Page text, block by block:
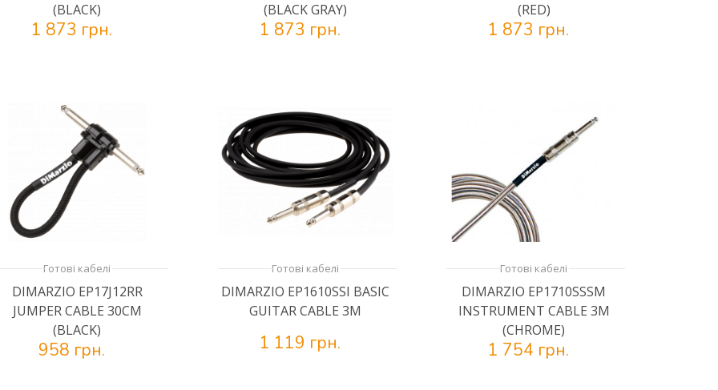
(BLACK)
1 873 грн.
(BLACK GRAY)
1 873 грн.
(RED)
1 873 грн.
Готові кабелі
DIMARZIO EP17J12RR
JUMPER CABLE 30CM
(BLACK)
958 грн.
Готові кабелі
DIMARZIO EP1610SSI BASIC
GUITAR CABLE 3M
1 119 грн.
Готові кабелі
DIMARZIO EP1710SSSM
INSTRUMENT CABLE 3M
(CHROME)
1 754 грн.